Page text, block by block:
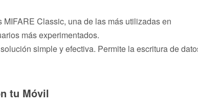
Classic, una de las más utilizadas en
más experimentados.
simple y efectiva. Permite la escritura de
tu Móvil